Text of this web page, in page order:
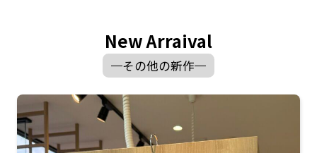
New Arraival
その他の新作